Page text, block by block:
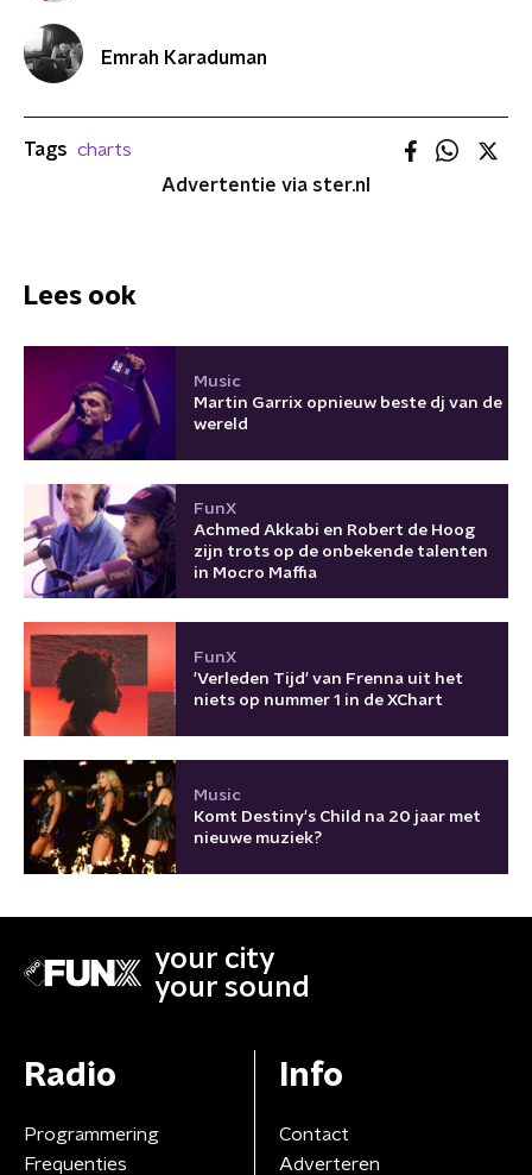
Emrah Karaduman
Tags charts
Advertentie via ster.nl
Lees ook
Music
Martin Garrix opnieuw beste dj van de
wereld
FunX
Achmed Akkabi en Robert de Hoog
zijn trots op de onbekende talenten
in Mocro Maffia
FunX
'Verleden Tijd' van Frenna uit het
niets op nummer 1 in de XChart
Music
Komt Destiny's Child na 20 jaar met
nieuwe muziek?
your city
your sound
Radio
Programmering
Frequenties
Info
Contact
Adverteren